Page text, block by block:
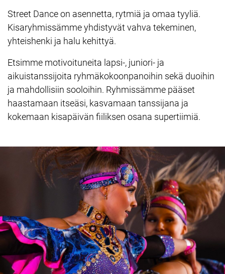
Street Dance on asennetta, rytmiä ja omaa tyyliä.
Kisaryhmissämme yhdistyvät vahva tekeminen,
yhteishenki ja halu kehittyä.
Etsimme motivoituneita lapsi-, juniori- ja
aikuistanssijoita ryhmäkokoonpanoihin sekä duoihin
ja mahdollisiin sooloihin. Ryhmissämme pääset
haastamaan itseäsi, kasvamaan tanssijana ja
kokemaan kisapäivän fiiliksen osana supertiimiä.